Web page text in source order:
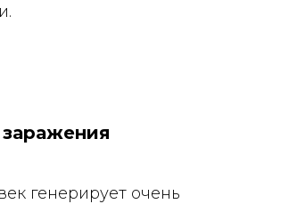
генерирует очень